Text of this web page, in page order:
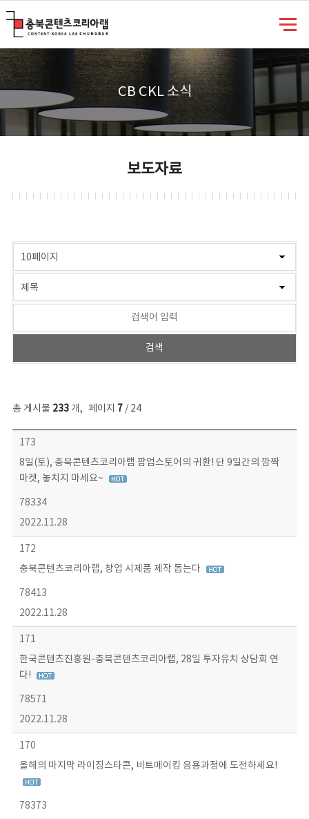
CB CKL 소식
보도자료
총 게시물 233개, 페이지 7 / 24
보도자료 목록 - 번호, 제목, 작성자, 파일, 조회수, 작성일 정보 제공
173
8일(토), 충북콘텐츠코리아랩 팝업스토어의 귀환! 단 9일간의 깜짝
마켓, 놓치지 마세요~
78334
2022.11.28
172
충북콘텐츠코리아랩, 창업 시제품 제작 돕는다
78413
2022.11.28
171
한국콘텐츠진흥원-충북콘텐츠코리아랩, 28일 투자유치 상담회 연
다!
78571
2022.11.28
170
올해의 마지막 라이징스타콘, 비트메이킹 응용과정에 도전하세요!
78373